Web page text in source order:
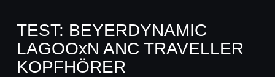
TEST: BEYERDYNAMIC
LAGOOxN ANC TRAVELLER
KOPFHÖRER